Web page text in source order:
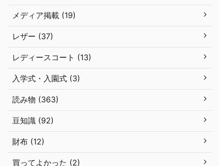
メディア掲載 (19)
レザー (37)
レディースコート (13)
入学式・入園式 (3)
読み物 (363)
豆知識 (92)
財布 (12)
買ってよかった (2)